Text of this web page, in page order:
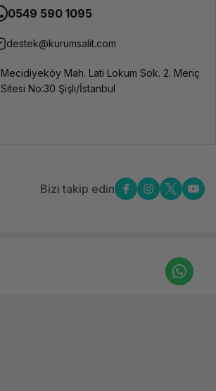
0549 590 1095
destek@kurumsalit.com
Mecidiyeköy Mah. Lati Lokum Sok. 2. Meriç
Sitesi No:30 Şişli/İstanbul
Bizi takip edin